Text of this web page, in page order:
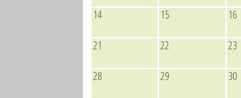
14 15 16
21 22 23
28 29 30